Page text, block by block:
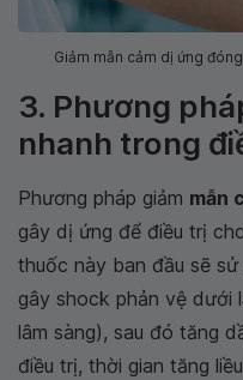
Giảm mẫn cảm dị ứng
3. Phương
nhanh trong
Phương pháp giảm mẫn
gây dị ứng để điều trị
thuốc này ban đầu sẽ
gây shock phản vệ dưới
lâm sàng), sau đó tăng
điều trị, thời gian tăng